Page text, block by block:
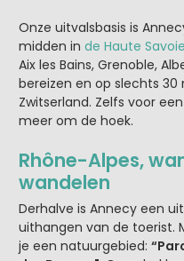
Onze uitvalsbasis is
midden in de Haute Savoie
Aix les Bains, Grenoble,
bereizen en op slechts
Zwitserland. Zelfs voor
meer om de hoek.
Rhône-Alpes,
wandelen
Derhalve is Annecy een
uithangen van de toerist.
je een natuurgebied: